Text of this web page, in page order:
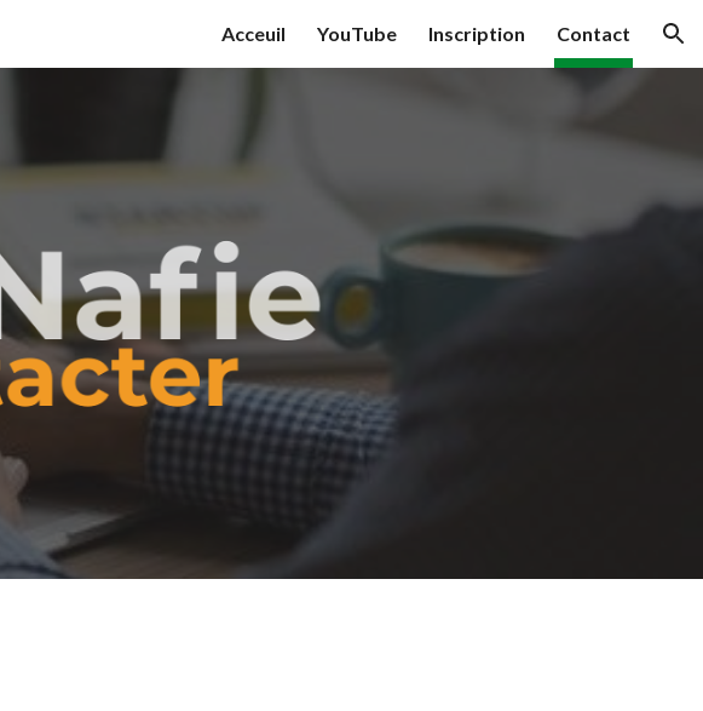
Acceuil YouTube Inscription Contact